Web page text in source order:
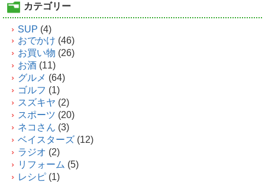
カテゴリー
SUP (4)
おでかけ (46)
お買い物 (26)
お酒 (11)
グルメ (64)
ゴルフ (1)
スズキヤ (2)
スポーツ (20)
ネコさん (3)
ベイスターズ (12)
ラジオ (2)
リフォーム (5)
レシピ (1)